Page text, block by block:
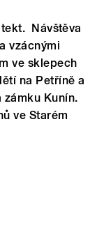
Návštěva
vzácnými
ve sklepech
na Petříně a
zámku Kunín.
ve Starém